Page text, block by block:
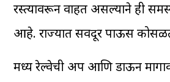
रस्त्यावरून वाहत असल्याने ही
आहे. राज्यात सर्वदूर पाऊस
मध्य रेल्वेची अप आणि डाऊन